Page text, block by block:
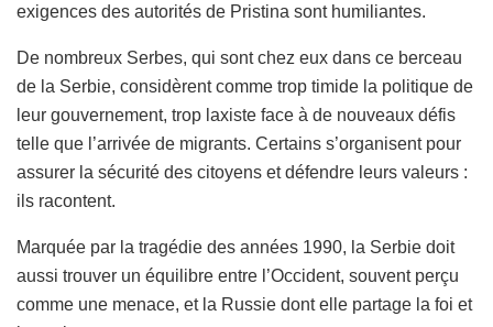
exigences des autorités de Pristina sont humiliantes.
De nombreux Serbes, qui sont chez eux dans ce berceau
de la Serbie, considèrent comme trop timide la politique de
leur gouvernement, trop laxiste face à de nouveaux défis
telle que l’arrivée de migrants. Certains s’organisent pour
assurer la sécurité des citoyens et défendre leurs valeurs :
ils racontent.
Marquée par la tragédie des années 1990, la Serbie doit
aussi trouver un équilibre entre l’Occident, souvent perçu
comme une menace, et la Russie dont elle partage la foi et